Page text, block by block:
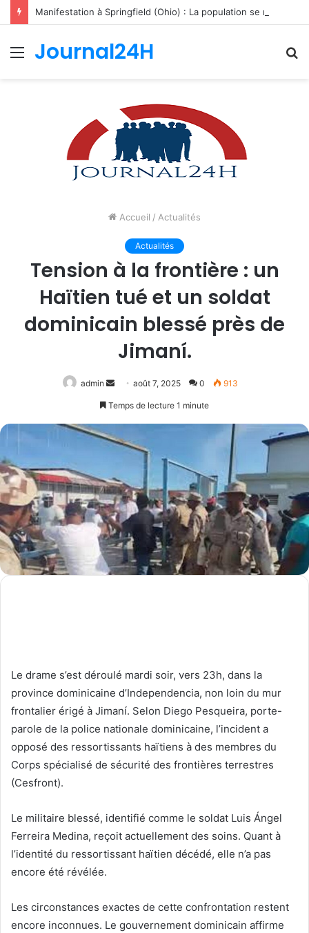
Menu
Journal24H
Accueil / Actualités
Actualités
Tension à la frontière : un
Haïtien tué et un soldat
dominicain blessé près de
Jimaní.
admin
Envoyeraoût 7, 2025 0 913
Temps de lecture 1 minute
Le drame s’est déroulé mardi soir, vers 23h, dans la
province dominicaine d’Independencia, non loin du mur
frontalier érigé à Jimaní. Selon Diego Pesqueira, porte-
parole de la police nationale dominicaine, l’incident a
opposé des ressortissants haïtiens à des membres du
Corps spécialisé de sécurité des frontières terrestres
(Cesfront).
Le militaire blessé, identifié comme le soldat Luis Ángel
Ferreira Medina, reçoit actuellement des soins. Quant à
l’identité du ressortissant haïtien décédé, elle n’a pas
encore été révélée.
Les circonstances exactes de cette confrontation restent
encore inconnues. Le gouvernement dominicain affirme